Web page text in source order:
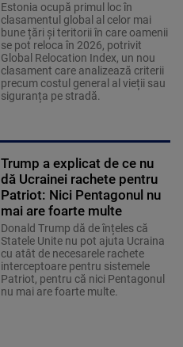
Estonia ocupă primul loc în
clasamentul global al celor mai
bune țări și teritorii în care oamenii
se pot reloca în 2026, potrivit
Global Relocation Index, un nou
clasament care analizează criterii
precum costul general al vieții sau
siguranța pe stradă.
Trump a explicat de ce nu
dă Ucrainei rachete pentru
Patriot: Nici Pentagonul nu
mai are foarte multe
Donald Trump dă de înțeles că
Statele Unite nu pot ajuta Ucraina
cu atât de necesarele rachete
interceptoare pentru sistemele
Patriot, pentru că nici Pentagonul
nu mai are foarte multe.